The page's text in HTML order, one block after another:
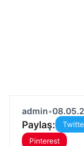
admin•
Paylaş:
Pinterest